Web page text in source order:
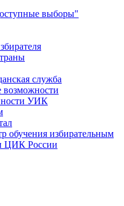
выборы"
служба
возможности
УИК
обучения избирательным
ЦИК России